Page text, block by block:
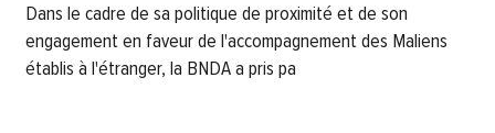
Dans le cadre de sa politique de proximité et de son
engagement en faveur de l'accompagnement des Maliens
établis à l'étranger, la BNDA a pris pa